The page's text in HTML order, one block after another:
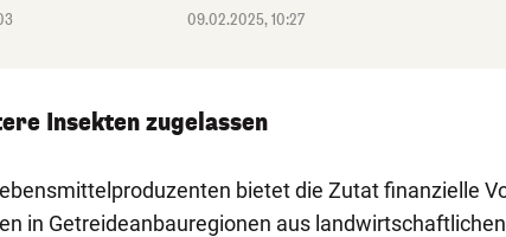
09.02.2025, 10:27
Insekten zugelassen
bietet die Zutat finanzielle
in Getreideanbauregionen aus